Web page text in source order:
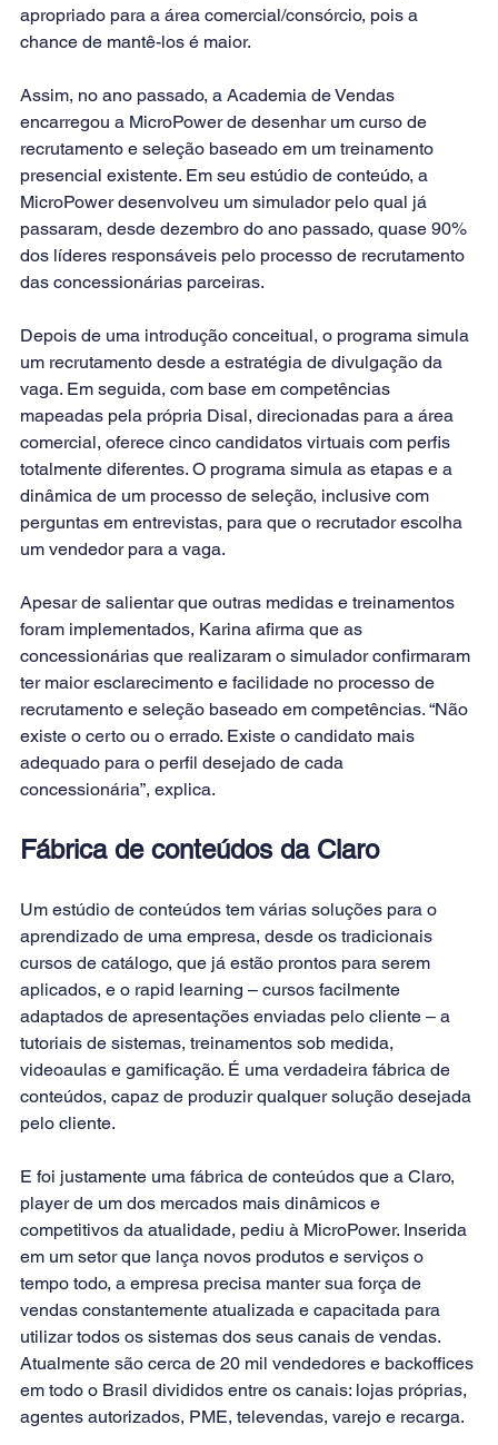
apropriado para a área comercial/consórcio, pois a
chance de mantê-los é maior.
Assim, no ano passado, a Academia de Vendas
encarregou a MicroPower de desenhar um curso de
recrutamento e seleção baseado em um treinamento
presencial existente. Em seu estúdio de conteúdo, a
MicroPower desenvolveu um simulador pelo qual já
passaram, desde dezembro do ano passado, quase 90%
dos líderes responsáveis pelo processo de recrutamento
das concessionárias parceiras.
Depois de uma introdução conceitual, o programa simula
um recrutamento desde a estratégia de divulgação da
vaga. Em seguida, com base em competências
mapeadas pela própria Disal, direcionadas para a área
comercial, oferece cinco candidatos virtuais com perfis
totalmente diferentes. O programa simula as etapas e a
dinâmica de um processo de seleção, inclusive com
perguntas em entrevistas, para que o recrutador escolha
um vendedor para a vaga.
Apesar de salientar que outras medidas e treinamentos
foram implementados, Karina afirma que as
concessionárias que realizaram o simulador confirmaram
ter maior esclarecimento e facilidade no processo de
recrutamento e seleção baseado em competências. “Não
existe o certo ou o errado. Existe o candidato mais
adequado para o perfil desejado de cada
concessionária”, explica.
Fábrica de conteúdos da Claro
Um estúdio de conteúdos tem várias soluções para o
aprendizado de uma empresa, desde os tradicionais
cursos de catálogo, que já estão prontos para serem
aplicados, e o rapid learning – cursos facilmente
adaptados de apresentações enviadas pelo cliente – a
tutoriais de sistemas, treinamentos sob medida,
videoaulas e gamificação. É uma verdadeira fábrica de
conteúdos, capaz de produzir qualquer solução desejada
pelo cliente.
E foi justamente uma fábrica de conteúdos que a Claro,
player de um dos mercados mais dinâmicos e
competitivos da atualidade, pediu à MicroPower. Inserida
em um setor que lança novos produtos e serviços o
tempo todo, a empresa precisa manter sua força de
vendas constantemente atualizada e capacitada para
utilizar todos os sistemas dos seus canais de vendas.
Atualmente são cerca de 20 mil vendedores e backoffices
em todo o Brasil divididos entre os canais: lojas próprias,
agentes autorizados, PME, televendas, varejo e recarga.